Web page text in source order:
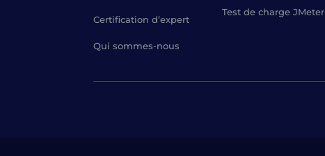
Certification d’expert
Qui sommes-nous
Test de charge JMeter